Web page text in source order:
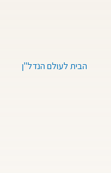
הבית לעולם הנדל"ן